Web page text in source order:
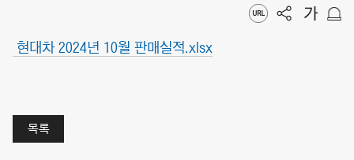
현대차 2024년 10월 판매실적.xlsx
목록